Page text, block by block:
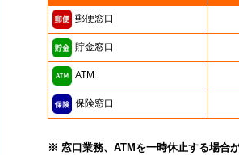
郵便窓口
貯金窓口
ATM
保険窓口
※ 窓口業務、ATMを一時休止する場合が